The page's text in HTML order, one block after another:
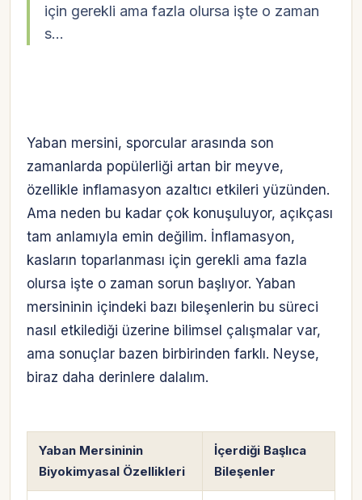
için gerekli ama fazla olursa işte o zaman
s…
Yaban mersini, sporcular arasında son
zamanlarda popülerliği artan bir meyve,
özellikle inflamasyon azaltıcı etkileri yüzünden.
Ama neden bu kadar çok konuşuluyor, açıkçası
tam anlamıyla emin değilim. İnflamasyon,
kasların toparlanması için gerekli ama fazla
olursa işte o zaman sorun başlıyor. Yaban
mersininin içindeki bazı bileşenlerin bu süreci
nasıl etkilediği üzerine bilimsel çalışmalar var,
ama sonuçlar bazen birbirinden farklı. Neyse,
biraz daha derinlere dalalım.
Yaban Mersininin
Biyokimyasal Özellikleri
İçerdiği Başlıca
Bileşenler